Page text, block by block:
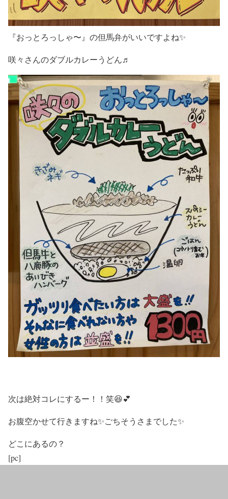
『おっとろっしゃ〜』の但馬弁がいいですよね✨
咲々さんのダブルカレーうどん♬
次は絶対コレにするー！！笑😆💕
お腹空かせて行きますね✨ごちそうさまでした✨
どこにあるの？
[pc]